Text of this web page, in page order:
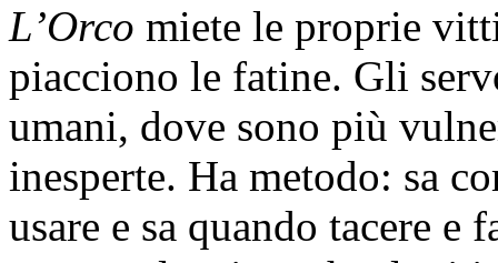
L’Orco miete le proprie
piacciono le fatine. Gli
umani, dove sono più
inesperte. Ha metodo: sa
usare e sa quando tacere